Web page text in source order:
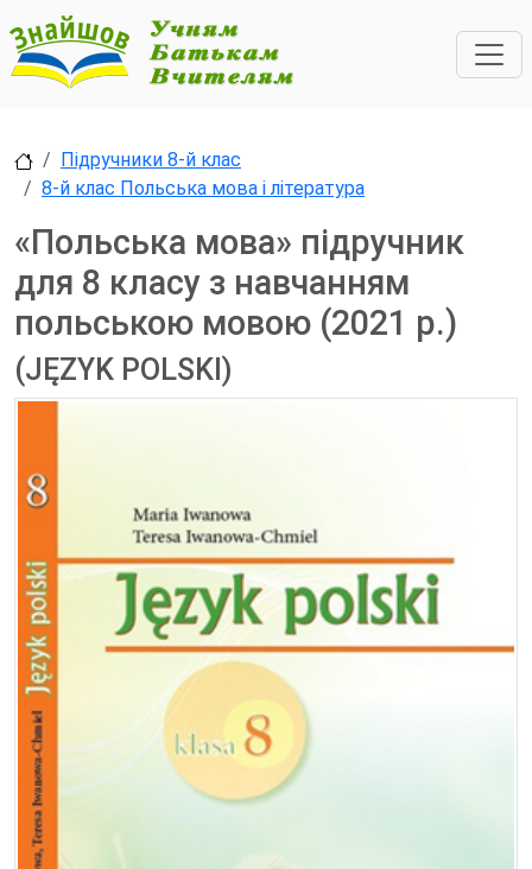
Підручники 8-й клас
8-й клас Польська мова і література
«Польська мова» підручник
для 8 класу з навчанням
польською мовою (2021 р.)
(JĘZYK POLSKI)